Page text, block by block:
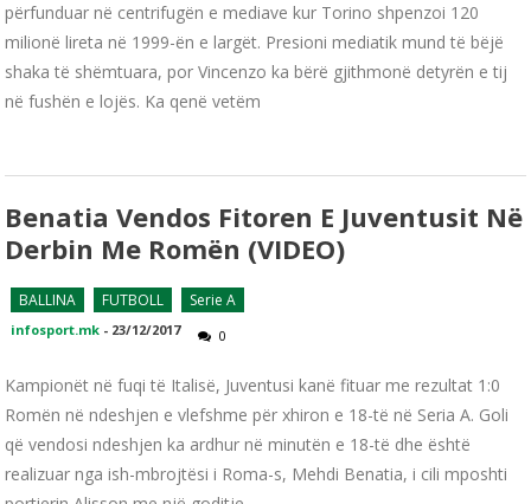
përfunduar në centrifugën e mediave kur Torino shpenzoi 120
milionë lireta në 1999-ën e largët. Presioni mediatik mund të bëjë
shaka të shëmtuara, por Vincenzo ka bërë gjithmonë detyrën e tij
në fushën e lojës. Ka qenë vetëm
Benatia Vendos Fitoren E Juventusit Në
Derbin Me Romën (VIDEO)
BALLINA FUTBOLL Serie A
infosport.mk - 23/12/2017 0
Kampionët në fuqi të Italisë, Juventusi kanë fituar me rezultat 1:0
Romën në ndeshjen e vlefshme për xhiron e 18-të në Seria A. Goli
që vendosi ndeshjen ka ardhur në minutën e 18-të dhe është
realizuar nga ish-mbrojtësi i Roma-s, Mehdi Benatia, i cili mposhti